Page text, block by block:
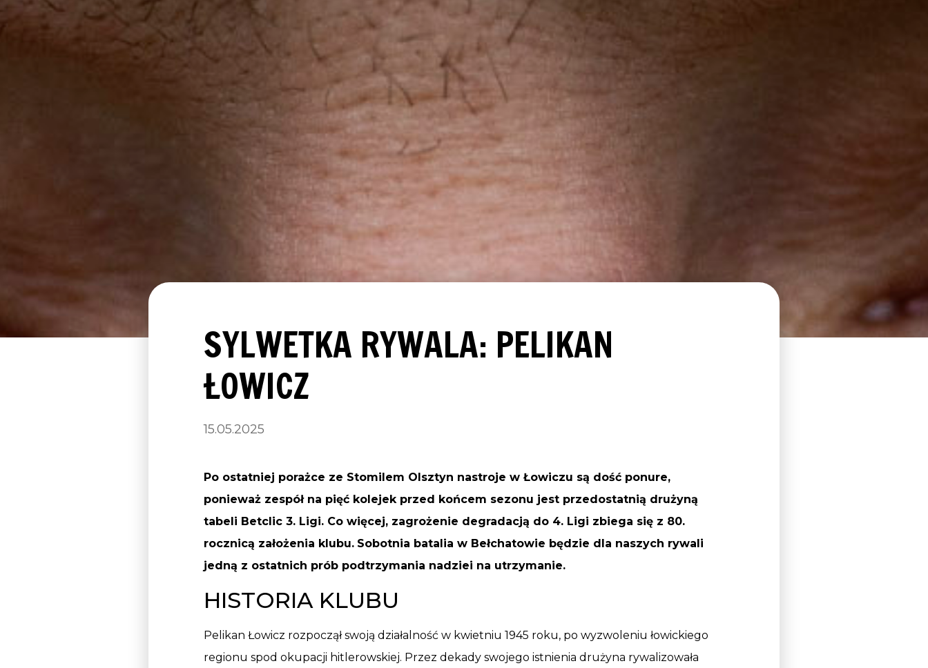
SYLWETKA RYWALA: PELIKAN
ŁOWICZ
15.05.2025
Po ostatniej porażce ze Stomilem Olsztyn nastroje w Łowiczu są dość ponure,
ponieważ zespół na pięć kolejek przed końcem sezonu jest przedostatnią drużyną
tabeli Betclic 3. Ligi. Co więcej, zagrożenie degradacją do 4. Ligi zbiega się z 80.
rocznicą założenia klubu. Sobotnia batalia w Bełchatowie będzie dla naszych rywali
jedną z ostatnich prób podtrzymania nadziei na utrzymanie.
HISTORIA KLUBU
Pelikan Łowicz rozpoczął swoją działalność w kwietniu 1945 roku, po wyzwoleniu łowickiego
regionu spod okupacji hitlerowskiej. Przez dekady swojego istnienia drużyna rywalizowała